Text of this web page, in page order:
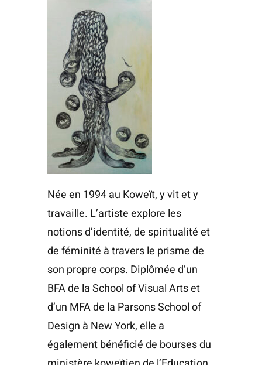
Née en 1994 au Koweït, y vit et y
travaille. L’artiste explore les
notions d’identité, de spiritualité et
de féminité à travers le prisme de
son propre corps. Diplômée d’un
BFA de la School of Visual Arts et
d’un MFA de la Parsons School of
Design à New York, elle a
également bénéficié de bourses du